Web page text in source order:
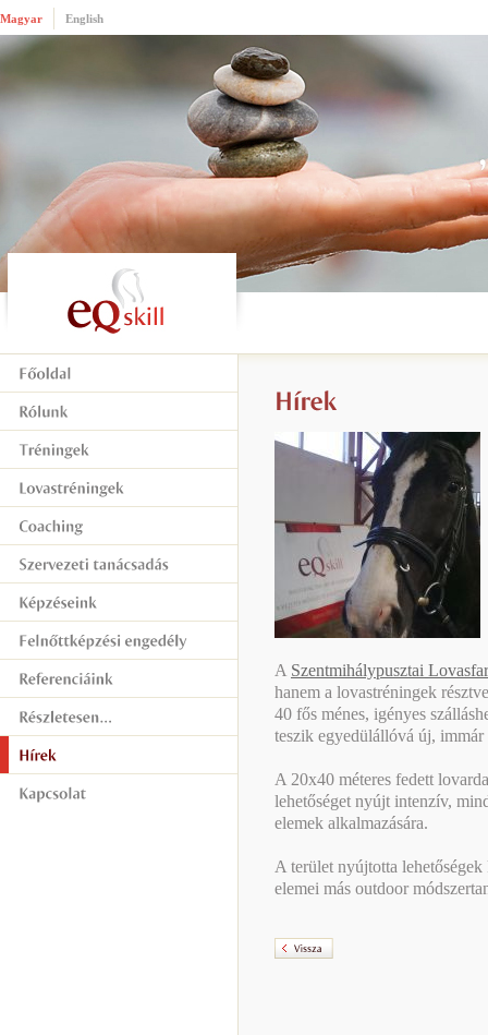
Magyar English
A Szentmihálypusztai
hanem a lovastréningek
40 fős ménes, igényes
teszik egyedülállóvá új,
A 20x40 méteres fedett
lehetőséget nyújt intenzív,
elemek alkalmazására.
A terület nyújtotta
elemei más outdoor